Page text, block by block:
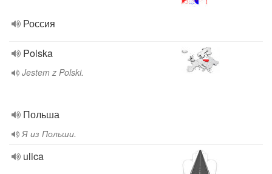
Россия
Polska
Jestem z Polski.
Польша
Я из Польши.
ulica